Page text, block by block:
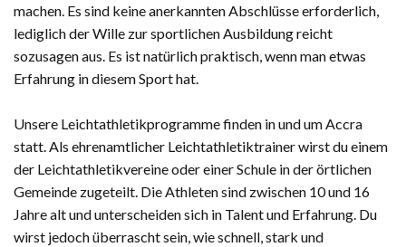
machen. Es sind keine anerkannten Abschlüsse erforderlich,
lediglich der Wille zur sportlichen Ausbildung reicht
sozusagen aus. Es ist natürlich praktisch, wenn man etwas
Erfahrung in diesem Sport hat.
Unsere Leichtathletikprogramme finden in und um Accra
statt. Als ehrenamtlicher Leichtathletiktrainer wirst du einem
der Leichtathletikvereine oder einer Schule in der örtlichen
Gemeinde zugeteilt. Die Athleten sind zwischen 10 und 16
Jahre alt und unterscheiden sich in Talent und Erfahrung. Du
wirst jedoch überrascht sein, wie schnell, stark und